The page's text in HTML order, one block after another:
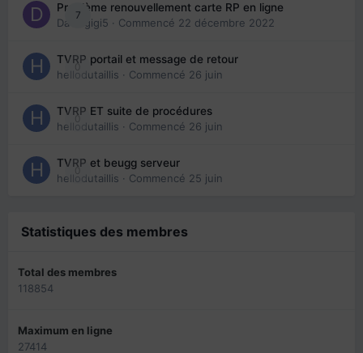
7
Problème renouvellement carte RP en ligne
Davidgigi5 · Commencé 22 décembre 2022
0
TVRP portail et message de retour
hellodutaillis · Commencé 26 juin
0
TVRP ET suite de procédures
hellodutaillis · Commencé 26 juin
0
TVRP et beugg serveur
hellodutaillis · Commencé 25 juin
Statistiques des membres
Total des membres
118854
Maximum en ligne
27414